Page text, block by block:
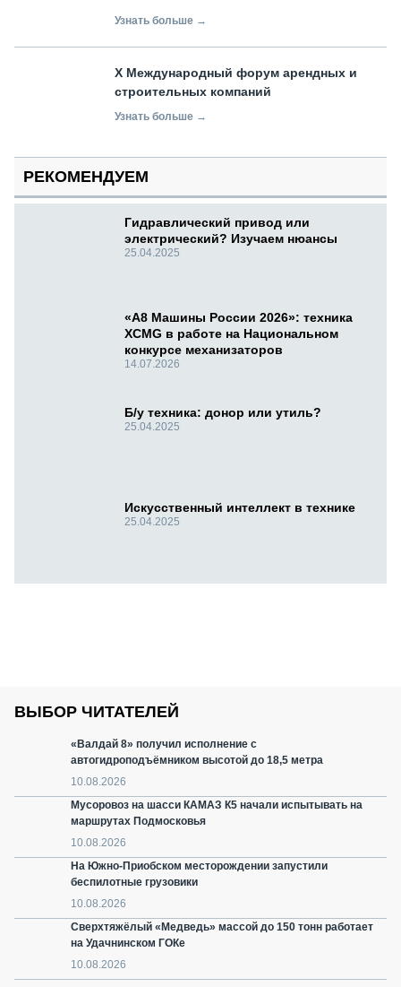
Узнать больше →
X Международный форум арендных и
строительных компаний
Узнать больше →
РЕКОМЕНДУЕМ
Гидравлический привод или
электрический? Изучаем нюансы
25.04.2025
«А8 Машины России 2026»: техника
XCMG в работе на Национальном
конкурсе механизаторов
14.07.2026
Б/у техника: донор или утиль?
25.04.2025
Искусственный интеллект в технике
25.04.2025
ВЫБОР ЧИТАТЕЛЕЙ
«Валдай 8» получил исполнение с
автогидроподъёмником высотой до 18,5 метра
10.08.2026
Мусоровоз на шасси КАМАЗ К5 начали испытывать на
маршрутах Подмосковья
10.08.2026
На Южно-Приобском месторождении запустили
беспилотные грузовики
10.08.2026
Сверхтяжёлый «Медведь» массой до 150 тонн работает
на Удачнинском ГОКе
10.08.2026